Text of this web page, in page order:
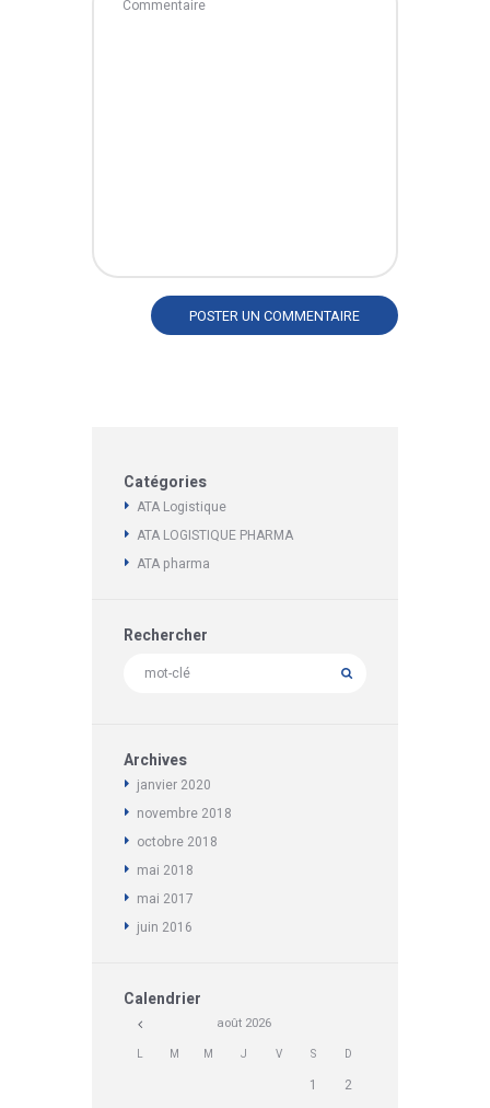
Catégories
ATA Logistique
ATA LOGISTIQUE PHARMA
ATA pharma
Rechercher
Archives
janvier 2020
novembre 2018
octobre 2018
mai 2018
mai 2017
juin 2016
Calendrier
août 2026
L M M J V S D
1
2